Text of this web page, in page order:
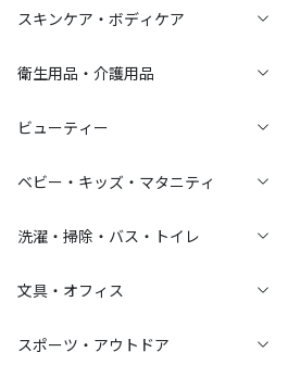
スキンケア・ボディケア
衛生用品・介護用品
ビューティー
ベビー・キッズ・マタニティ
洗濯・掃除・バス・トイレ
文具・オフィス
スポーツ・アウトドア